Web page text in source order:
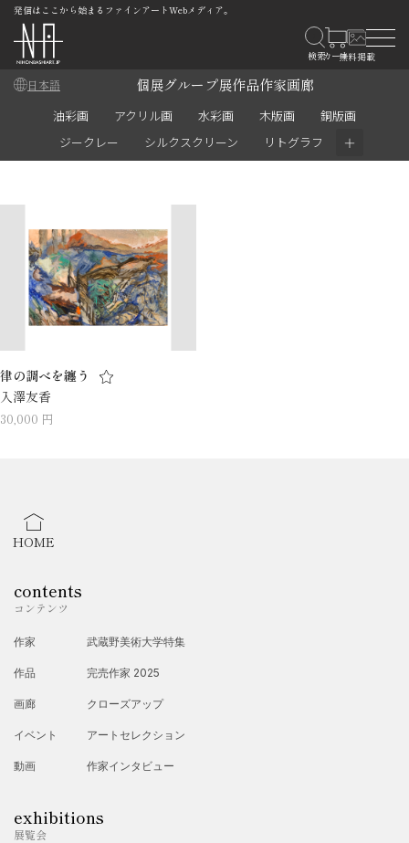
発信はここから始まるファインアートWebメディア。
日本語 個展グループ展作品作家画廊
油彩画 アクリル画 水彩画 木版画
銅版画
ジークレー
シルクスクリーン リトグラフ ＋
律の調べを纏う
入澤友香
30,000 円
HOME
contents
コンテンツ
作家
作品
画廊
イベント
動画
武蔵野美術大学特集
完売作家 2025
クローズアップ
アートセレクション
作家インタビュー
exhibitions
展覧会